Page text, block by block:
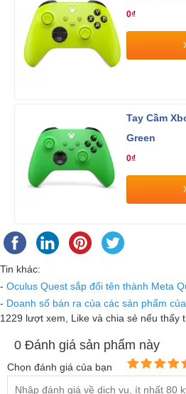
0₫
Tay Cầm
Green
0₫
Tin khác:
- Oculus Quest sắp đổi tên thành Meta
- Doanh số bán ra của các sản phẩm
1229 lượt xem , Like và chia sẻ nếu thấy
0 Đánh giá sản phẩm này
Chọn đánh giá của bạn